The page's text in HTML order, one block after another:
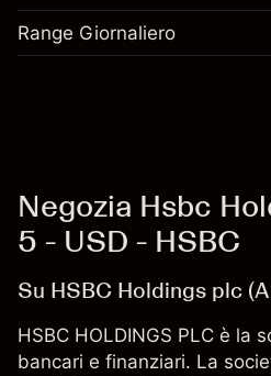
Range Giornaliero
Negozia Hsbc
5 - USD - HSBC
Su HSBC Holdings plc
HSBC HOLDINGS PLC è la
bancari e finanziari. La